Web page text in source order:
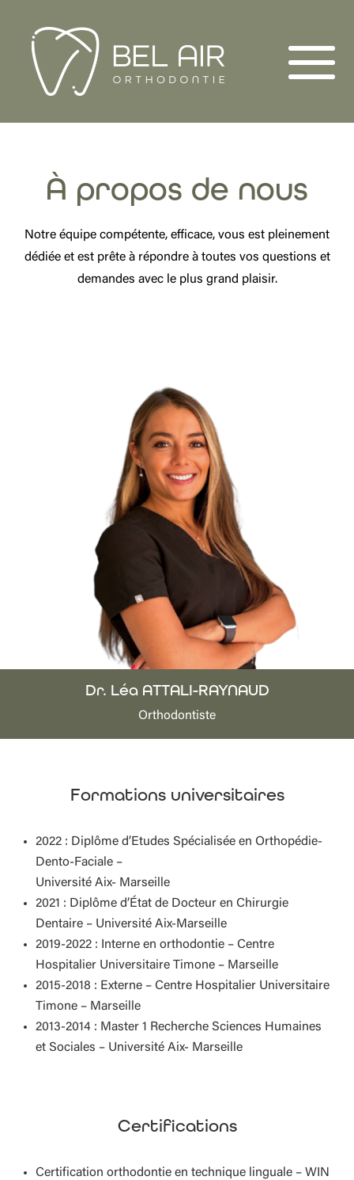
À propos de nous
Notre équipe compétente, efficace, vous est pleinement
dédiée et est prête à répondre à toutes vos questions et
demandes avec le plus grand plaisir.
Dr. Léa ATTALI-RAYNAUD
Orthodontiste
Formations universitaires
2022 : Diplôme d’Etudes Spécialisée en Orthopédie-
Dento-Faciale –
Université Aix- Marseille
2021 : Diplôme d’État de Docteur en Chirurgie
Dentaire – Université Aix-Marseille
2019-2022 : Interne en orthodontie – Centre
Hospitalier Universitaire Timone – Marseille
2015-2018 : Externe – Centre Hospitalier Universitaire
Timone – Marseille
2013-2014 : Master 1 Recherche Sciences Humaines
et Sociales – Université Aix- Marseille
Certifications
Certification orthodontie en technique linguale – WIN